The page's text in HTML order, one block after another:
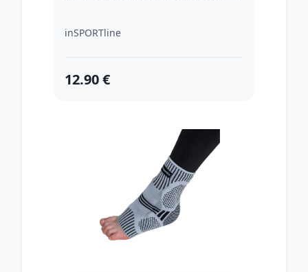
inSPORTline
12.90 €